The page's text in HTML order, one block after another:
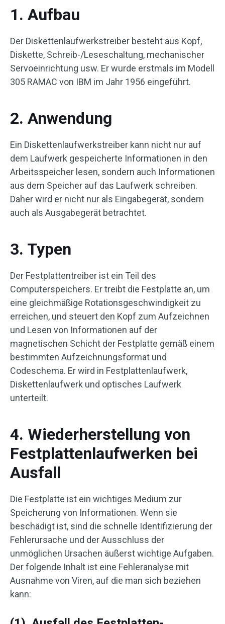
1. Aufbau
Der Diskettenlaufwerkstreiber besteht aus Kopf,
Diskette, Schreib-/Leseschaltung, mechanischer
Servoeinrichtung usw. Er wurde erstmals im Modell
305 RAMAC von IBM im Jahr 1956 eingeführt.
2. Anwendung
Ein Diskettenlaufwerkstreiber kann nicht nur auf
dem Laufwerk gespeicherte Informationen in den
Arbeitsspeicher lesen, sondern auch Informationen
aus dem Speicher auf das Laufwerk schreiben.
Daher wird er nicht nur als Eingabegerät, sondern
auch als Ausgabegerät betrachtet.
3. Typen
Der Festplattentreiber ist ein Teil des
Computerspeichers. Er treibt die Festplatte an, um
eine gleichmäßige Rotationsgeschwindigkeit zu
erreichen, und steuert den Kopf zum Aufzeichnen
und Lesen von Informationen auf der
magnetischen Schicht der Festplatte gemäß einem
bestimmten Aufzeichnungsformat und
Codeschema. Er wird in Festplattenlaufwerk,
Diskettenlaufwerk und optisches Laufwerk
unterteilt.
4. Wiederherstellung von
Festplattenlaufwerken bei
Ausfall
Die Festplatte ist ein wichtiges Medium zur
Speicherung von Informationen. Wenn sie
beschädigt ist, sind die schnelle Identifizierung der
Fehlerursache und der Ausschluss der
unmöglichen Ursachen äußerst wichtige Aufgaben.
Der folgende Inhalt ist eine Fehleranalyse mit
Ausnahme von Viren, auf die man sich beziehen
kann: